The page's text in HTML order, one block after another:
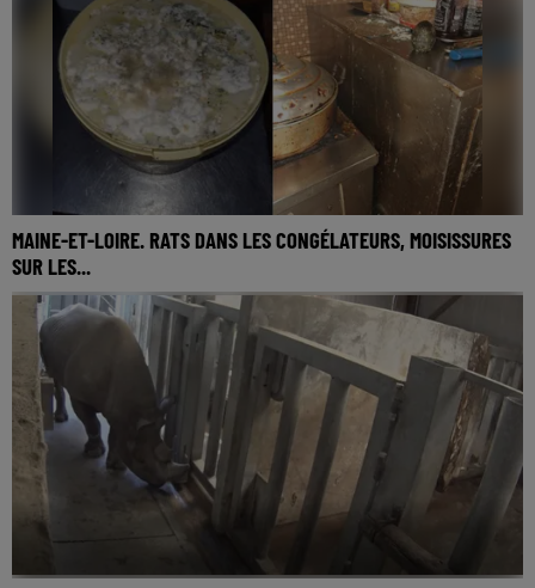
MAINE-ET-LOIRE. RATS DANS LES CONGÉLATEURS, MOISISSURES
SUR LES...
Les contrôles dans les restaurants, boulangeries et
boucheries du Maine-et-Loire ont été multipliés par trois en
2025, assure la Direction départementale de...